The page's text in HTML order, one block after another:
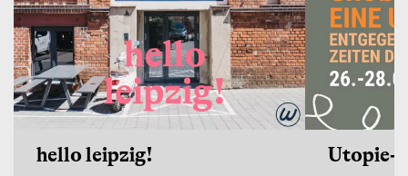
hello leipzig!
Utopie-